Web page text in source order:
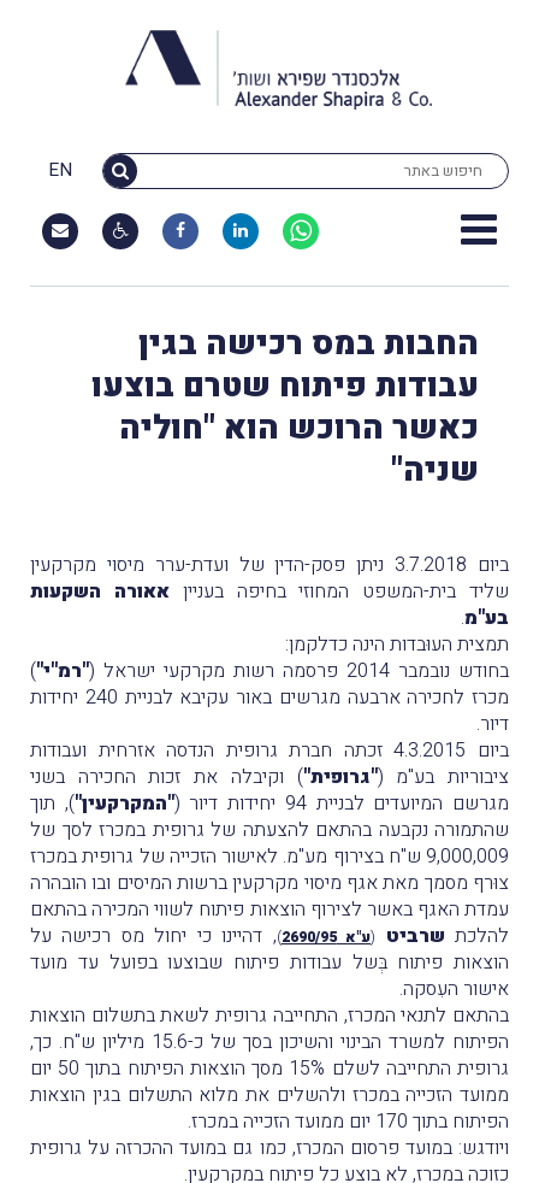
EN
החבות במס רכישה בגין
עבודות פיתוח שטרם בוצעו
כאשר הרוכש הוא "חוליה
שניה"
ביום 3.7.2018 ניתן פסק-הדין של ועדת-ערר מיסוי מקרקעין
שליד בית-המשפט המחוזי בחיפה בענייןאאורה השקעות
בע"מ.
תמצית העוּבדות הינה כדלקמן:
בחודש נובמבר 2014 פרסמה רשות מקרקעי ישראל (
"רמ"י")
מכרז לחכירה ארבעה מגרשים באור עקיבא לבניית 240 יחידות
דיור.
ביום 4.3.2015 זכתה חברת גרופית הנדסה אזרחית ועבודות
ציבוריות בע"מ ("גרופית") וקיבלה את זכות החכירה בשני
מגרשם המיועדים לבניית 94 יחידות דיור (
"המקרקעין"), תוך
שהתמורה נקבעה בהתאם להצעתה של גרופית במכרז לסך של
9,000,009 ש"ח בצירוף מע"מ. לאישור הזכייה של גרופית במכרז
צוּרף מסמך מאת אגף מיסוי מקרקעין ברשות המיסים ובו הובהרה
עמדת האגף באשר לצירוף הוצאות פיתוח לשווי המכירה בהתאם
להלכת שרביט (ע"א 2690/95 ), דהיינו כי יחול מס רכישה על
הוצאות פיתוח בְּשל עבודות פיתוח שבוצעו בפועל עד מועד
אישור העִסקה.
בהתאם לתנאי המכרז, התחייבה גרופית לשאת בתשלום הוצאות
הפיתוח למשרד הבינוי והשיכון בסך של כ-15.6 מיליון ש"ח. כך,
גרופית התחייבה לשלם 15% מסך הוצאות הפיתוח בתוך 50 יום
ממועד הזכייה במכרז ולהשלים את מלוא התשלום בגין הוצאות
הפיתוח בתוך 170 יום ממועד הזכייה במכרז.
ויודגש: במועד פרסום המכרז, כמו גם במועד ההכרזה על גרופית
כזוכה במכרז, לא בוצע כל פיתוח במקרקעין.